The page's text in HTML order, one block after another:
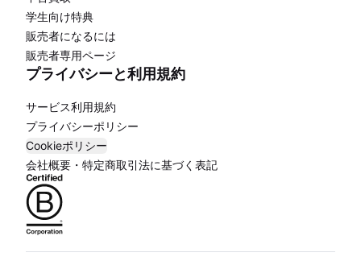
学生向け特典
販売者になるには
販売者専用ページ
プライバシーと利用規約
サービス利用規約
プライバシーポリシー
Cookieポリシー
会社概要・特定商取引法に基づく表記